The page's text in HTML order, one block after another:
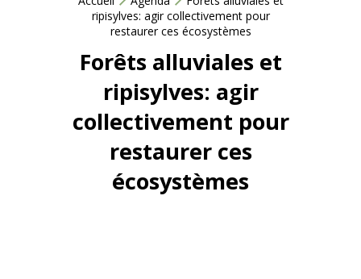
EVÈNEMENTS
ripisylves: agir collectivement pour
restaurer ces écosystèmes
Forêts alluviales et
ripisylves: agir
collectivement pour
restaurer ces
écosystèmes